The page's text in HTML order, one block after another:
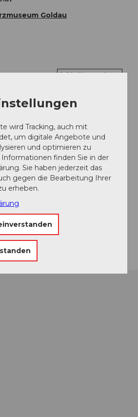
Goldau
Auf der Karte anschauen
Bergsturz im Tierpark
wird Tracking, auch mit
um digitale Angebote und
und optimieren zu
finden Sie in der
Sie haben jederzeit das
gegen die Bearbeitung Ihrer
erheben.